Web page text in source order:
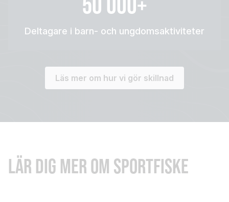
Deltagare i barn- och ungdomsaktiviteter
Läs mer om hur vi gör skillnad
LÄR DIG MER OM SPORTFISKE